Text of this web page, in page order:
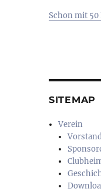
Schon mit 50
SITEMAP
Verein